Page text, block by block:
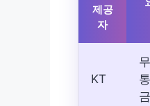
제공
자
KT